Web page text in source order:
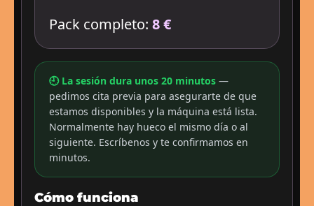
Pack completo: 8 €
🕘 La sesión dura unos 20 minutos —
pedimos cita previa para asegurarte de que
estamos disponibles y la máquina está lista.
Normalmente hay hueco el mismo día o al
siguiente. Escríbenos y te confirmamos en
minutos.
Cómo funciona